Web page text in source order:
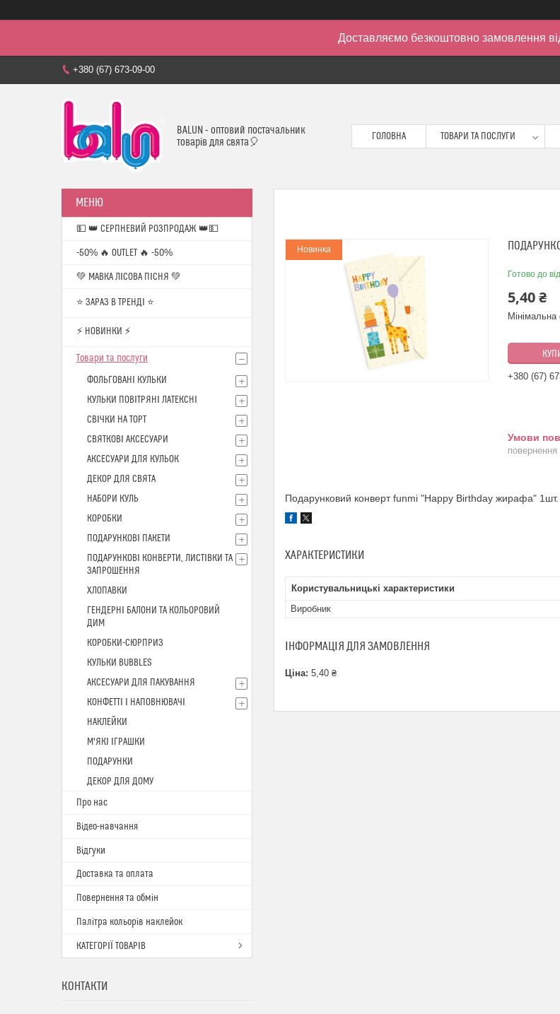
Доставляємо безкоштовно замовлення
+380 (67) 673-09-00
BALUN - оптовий постачальник
товарів для свята🎈
ГОЛОВНА ТОВАРИ ТА ПОСЛУГИ
Новинка
Готово до
5,40 ₴
+380 (67)
повернення
Подарунковий конверт funmi "Happy Birthday жирафа" 1шт.
ХАРАКТЕРИСТИКИ
Користувальницькі характеристики
Виробник
ІНФОРМАЦІЯ ДЛЯ ЗАМОВЛЕННЯ
Ціна: 5,40 ₴
💵 👑 СЕРПНЕВИЙ РОЗПРОДАЖ 👑💵
-50% 🔥 OUTLET 🔥 -50%
💚 МАВКА ЛІСОВА ПІСНЯ 💚
⭐️ ЗАРАЗ В ТРЕНДІ ⭐️
⚡ НОВИНКИ ⚡
Товари та послуги
ФОЛЬГОВАНІ КУЛЬКИ
КУЛЬКИ ПОВІТРЯНІ ЛАТЕКСНІ
СВІЧКИ НА ТОРТ
СВЯТКОВІ АКСЕСУАРИ
АКСЕСУАРИ ДЛЯ КУЛЬОК
ДЕКОР ДЛЯ СВЯТА
НАБОРИ КУЛЬ
КОРОБКИ
ПОДАРУНКОВІ ПАКЕТИ
ПОДАРУНКОВІ КОНВЕРТИ, ЛИСТІВКИ ТА
ЗАПРОШЕННЯ
ХЛОПАВКИ
ГЕНДЕРНІ БАЛОНИ ТА КОЛЬОРОВИЙ
ДИМ
КОРОБКИ-СЮРПРИЗ
КУЛЬКИ BUBBLES
АКСЕСУАРИ ДЛЯ ПАКУВАННЯ
КОНФЕТТІ І НАПОВНЮВАЧІ
НАКЛЕЙКИ
М'ЯКІ ІГРАШКИ
ПОДАРУНКИ
ДЕКОР ДЛЯ ДОМУ
Про нас
Відео-навчання
Відгуки
Доставка та оплата
Повернення та обмін
Палітра кольорів наклейок
КАТЕГОРІЇ ТОВАРІВ
КОНТАКТИ